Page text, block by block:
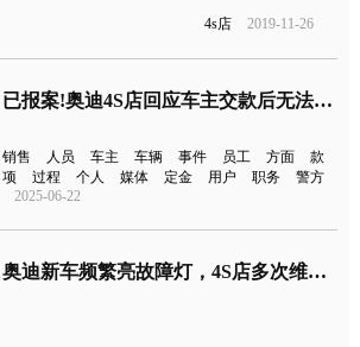
4s店 2019-11-26
已报案!奥迪4S店回应车主交款后无法提车一事
销售 人员 车主 车辆 事件 员工 方面
款
项
过程 个人 媒体 定金 用户 职务
警方
2025-06-22
奥迪新车频繁亮故障灯，4S店多次维修都未解决问题